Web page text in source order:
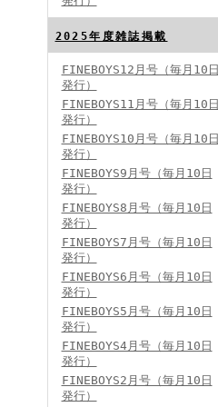
FINEBOYS2024年8月号
FINEBOYS2024年7月号
FINEBOYS2024年6月号
2025年度雑誌掲載
FINEBOYS12月号（毎月10日
発行）
FINEBOYS11月号（毎月10日
発行）
FINEBOYS10月号（毎月10日
発行）
FINEBOYS9月号（毎月10日
発行）
FINEBOYS8月号（毎月10日
発行）
FINEBOYS7月号（毎月10日
発行）
FINEBOYS6月号（毎月10日
発行）
FINEBOYS5月号（毎月10日
発行）
FINEBOYS4月号（毎月10日
発行）
FINEBOYS2月号（毎月10日
発行）